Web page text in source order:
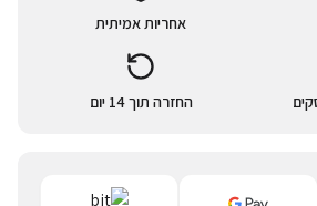
אחריות אמיתית
החזרה תוך 14 יום